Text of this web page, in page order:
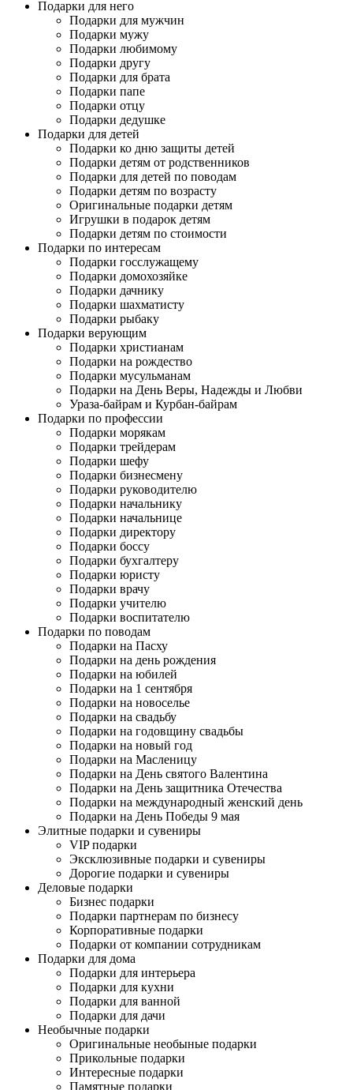
Подарки для него
Подарки для мужчин
Подарки мужу
Подарки любимому
Подарки другу
Подарки для брата
Подарки папе
Подарки отцу
Подарки дедушке
Подарки для детей
Подарки ко дню защиты детей
Подарки детям от родственников
Подарки для детей по поводам
Подарки детям по возрасту
Оригинальные подарки детям
Игрушки в подарок детям
Подарки детям по стоимости
Подарки по интересам
Подарки госслужащему
Подарки домохозяйке
Подарки дачнику
Подарки шахматисту
Подарки рыбаку
Подарки верующим
Подарки христианам
Подарки на рождество
Подарки мусульманам
Подарки на День Веры, Надежды и Любви
Ураза-байрам и Курбан-байрам
Подарки по профессии
Подарки морякам
Подарки трейдерам
Подарки шефу
Подарки бизнесмену
Подарки руководителю
Подарки начальнику
Подарки начальнице
Подарки директору
Подарки боссу
Подарки бухгалтеру
Подарки юристу
Подарки врачу
Подарки учителю
Подарки воспитателю
Подарки по поводам
Подарки на Пасху
Подарки на день рождения
Подарки на юбилей
Подарки на 1 сентября
Подарки на новоселье
Подарки на свадьбу
Подарки на годовщину свадьбы
Подарки на новый год
Подарки на Масленицу
Подарки на День святого Валентина
Подарки на День защитника Отечества
Подарки на международный женский день
Подарки на День Победы 9 мая
Элитные подарки и сувениры
VIP подарки
Эксклюзивные подарки и сувениры
Дорогие подарки и сувениры
Деловые подарки
Бизнес подарки
Подарки партнерам по бизнесу
Корпоративные подарки
Подарки от компании сотрудникам
Подарки для дома
Подарки для интерьера
Подарки для кухни
Подарки для ванной
Подарки для дачи
Необычные подарки
Оригинальные необыные подарки
Прикольные подарки
Интересные подарки
Памятные подарки